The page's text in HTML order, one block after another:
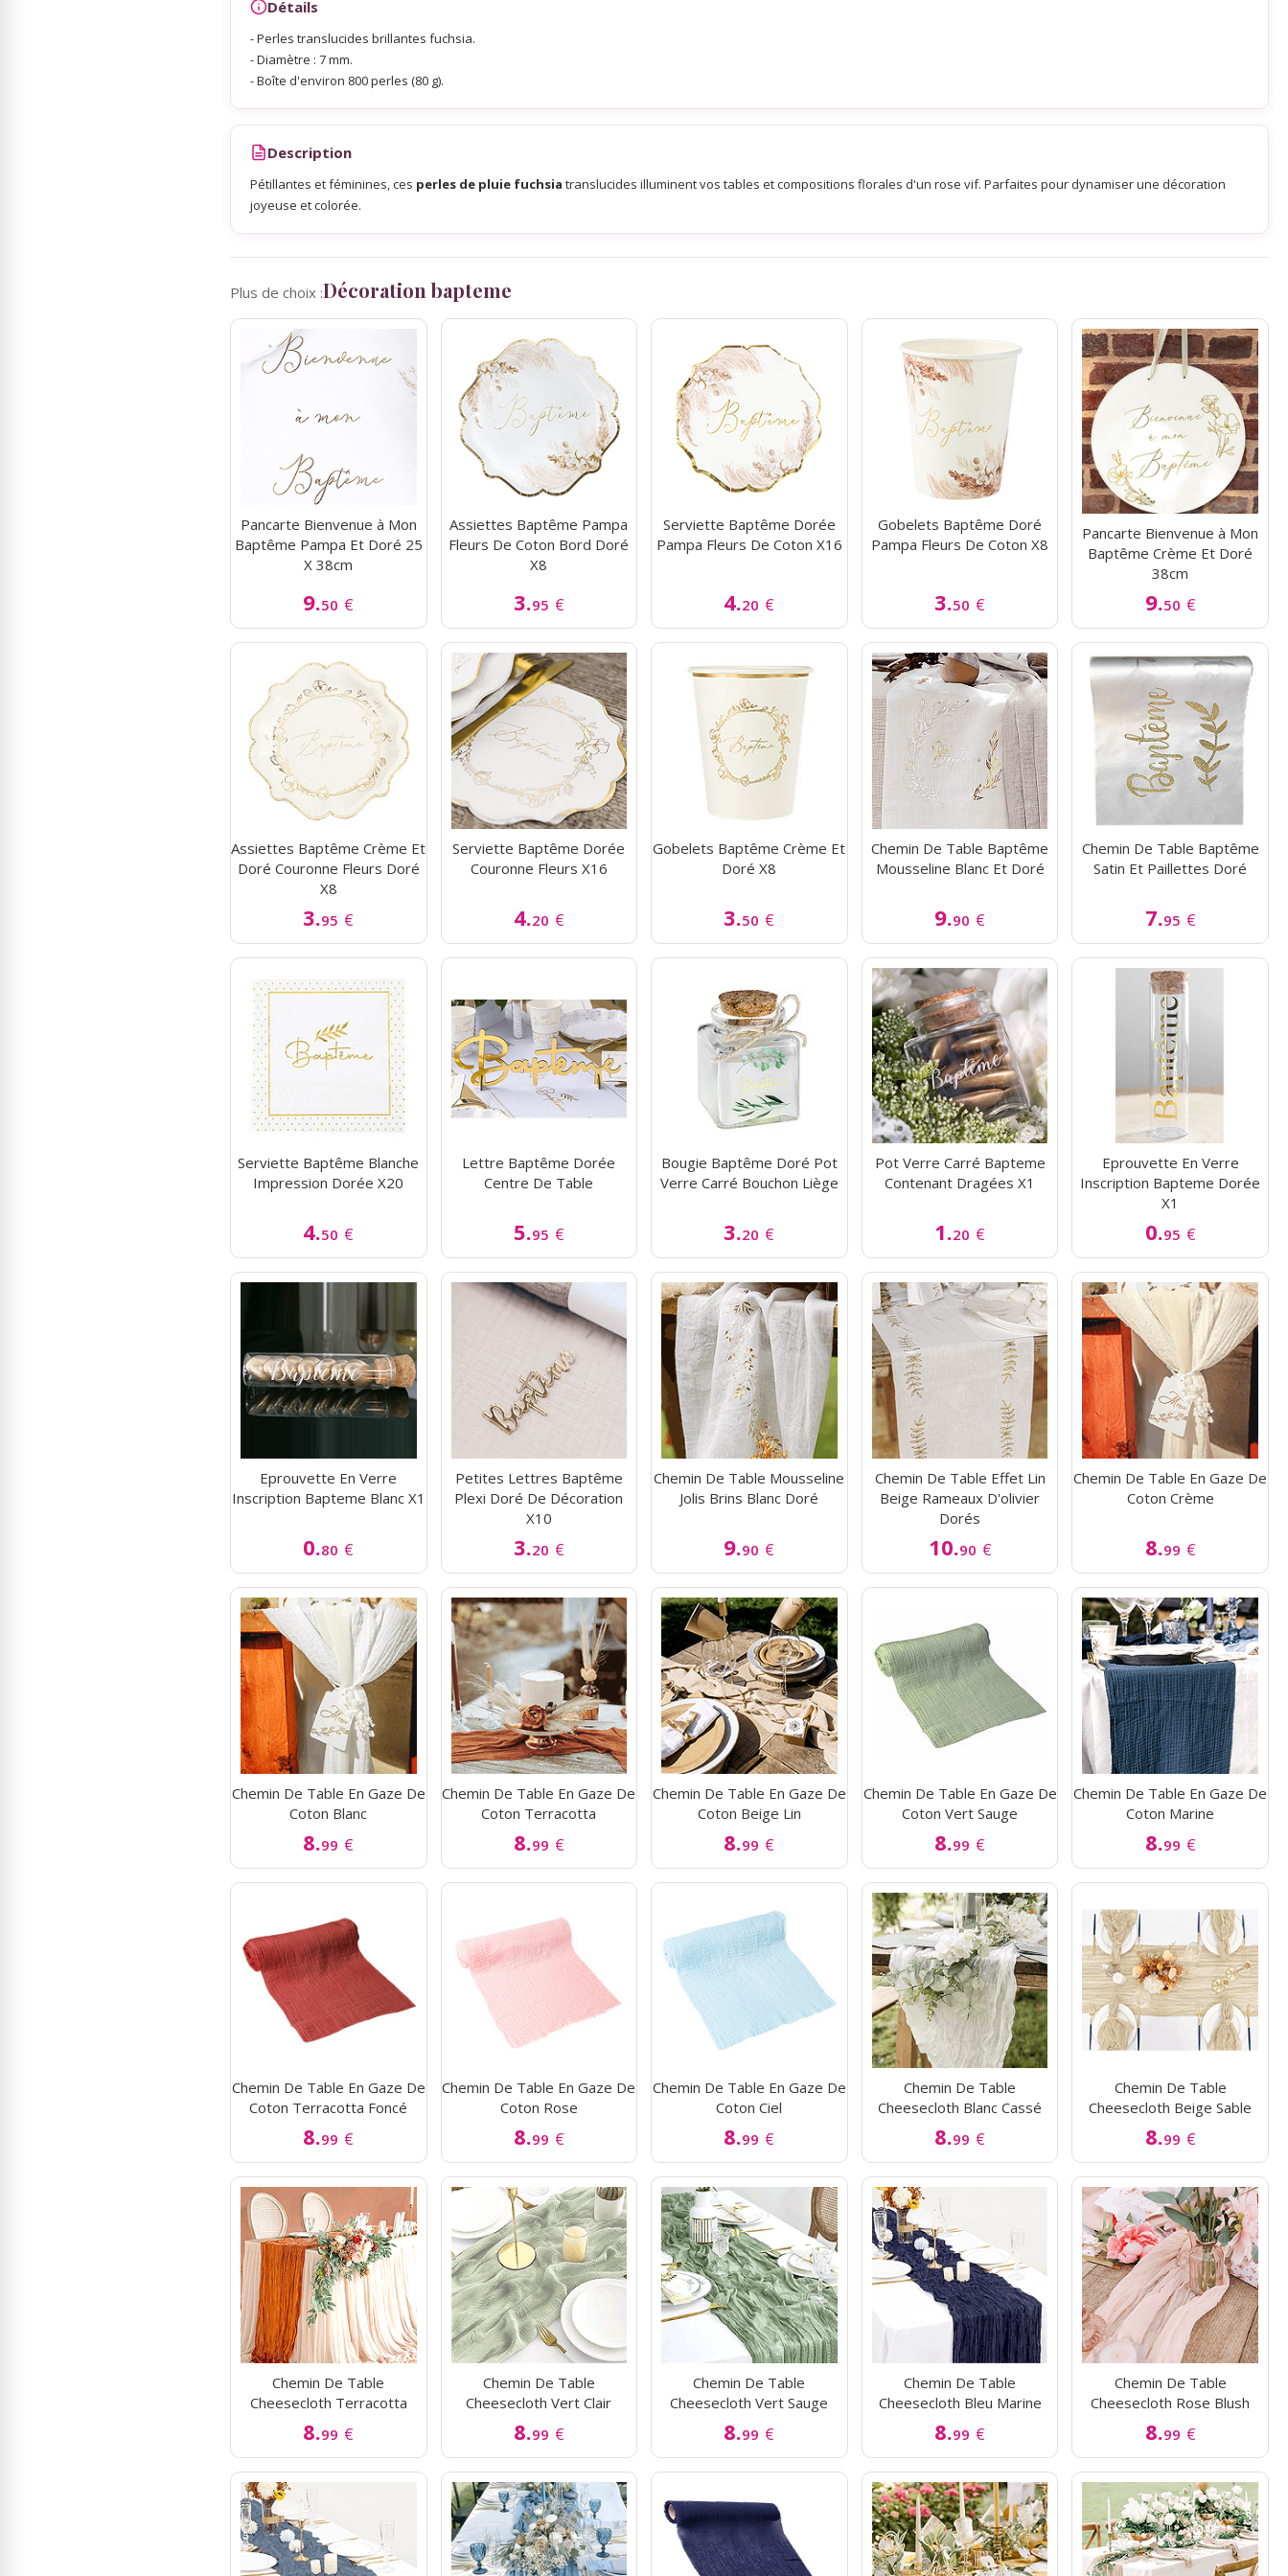
Détails
- Perles translucides brillantes fuchsia.
- Diamètre : 7 mm.
- Boîte d'environ 800 perles (80 g).
Description
Pétillantes et féminines, ces perles de pluie fuchsia translucides illuminent vos tables et compositions florales d'un rose vif. Parfaites pour dynamiser une décoration
joyeuse et colorée.
Plus de choix :Décoration bapteme
Pancarte Bienvenue à Mon
Baptême Pampa Et Doré 25
X 38cm
9.50 €
Assiettes Baptême Pampa
Fleurs De Coton Bord Doré
X8
3.95 €
Serviette Baptême Dorée
Pampa Fleurs De Coton X16
4.20 €
Gobelets Baptême Doré
Pampa Fleurs De Coton X8
3.50 €
Pancarte Bienvenue à Mon
Baptême Crème Et Doré
38cm
9.50 €
Assiettes Baptême Crème Et
Doré Couronne Fleurs Doré
X8
3.95 €
Serviette Baptême Dorée
Couronne Fleurs X16
4.20 €
Gobelets Baptême Crème Et
Doré X8
3.50 €
Chemin De Table Baptême
Mousseline Blanc Et Doré
9.90 €
Chemin De Table Baptême
Satin Et Paillettes Doré
7.95 €
Serviette Baptême Blanche
Impression Dorée X20
4.50 €
Lettre Baptême Dorée
Centre De Table
5.95 €
Bougie Baptême Doré Pot
Verre Carré Bouchon Liège
3.20 €
Pot Verre Carré Bapteme
Contenant Dragées X1
1.20 €
Eprouvette En Verre
Inscription Bapteme Dorée
X1
0.95 €
Eprouvette En Verre
Inscription Bapteme Blanc X1
0.80 €
Petites Lettres Baptême
Plexi Doré De Décoration
X10
3.20 €
Chemin De Table Mousseline
Jolis Brins Blanc Doré
9.90 €
Chemin De Table Effet Lin
Beige Rameaux D'olivier
Dorés
10.90 €
Chemin De Table En Gaze De
Coton Crème
8.99 €
Chemin De Table En Gaze De
Coton Blanc
8.99 €
Chemin De Table En Gaze De
Coton Terracotta
8.99 €
Chemin De Table En Gaze De
Coton Beige Lin
8.99 €
Chemin De Table En Gaze De
Coton Vert Sauge
8.99 €
Chemin De Table En Gaze De
Coton Marine
8.99 €
Chemin De Table En Gaze De
Coton Terracotta Foncé
8.99 €
Chemin De Table En Gaze De
Coton Rose
8.99 €
Chemin De Table En Gaze De
Coton Ciel
8.99 €
Chemin De Table
Cheesecloth Blanc Cassé
8.99 €
Chemin De Table
Cheesecloth Beige Sable
8.99 €
Chemin De Table
Cheesecloth Terracotta
8.99 €
Chemin De Table
Cheesecloth Vert Clair
8.99 €
Chemin De Table
Cheesecloth Vert Sauge
8.99 €
Chemin De Table
Cheesecloth Bleu Marine
8.99 €
Chemin De Table
Cheesecloth Rose Blush
8.99 €